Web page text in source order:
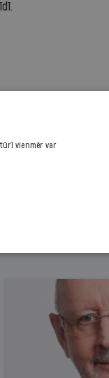
vienmēr var